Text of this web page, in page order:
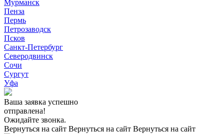
Мурманск
Пенза
Пермь
Петрозаводск
Псков
Санкт-Петербург
Северодвинск
Сочи
Сургут
Уфа
Ваша заявка успешно
отправлена!
Ожидайте звонка.
Вернуться на сайт Вернуться на сайт Вернуться на сайт